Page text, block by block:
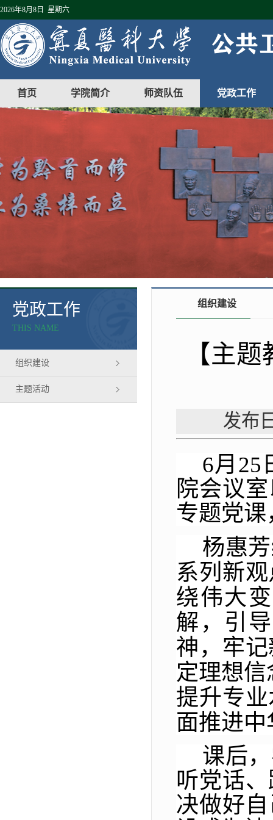
2026年8月8日 星期六
首页 学院简介 师资队伍 党政工作
党政工作
THIS NAME
组织建设
主题活动
组织建设
【主
发布
6月25
院会议
专题党
杨惠
系列新
绕伟大
解，引
神，牢
定理想
提升专
面推进
课后
听党话
决做好